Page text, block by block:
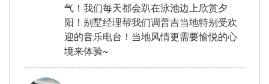
气！我们每天都会趴在泳池边上欣赏夕
阳！别墅经理帮我们调普吉当地特别受欢
迎的音乐电台！当地风情更需要愉悦的心
境来体验~